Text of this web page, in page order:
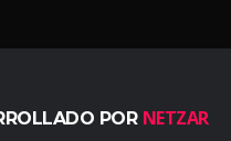
POR NETZAR